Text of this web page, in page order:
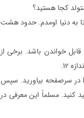
کجا هستید؟
مینه‌سوتا به دنیا اومدم. حدود هشت
قابل خواندن باشد. برخی از
در سرصفحه بیاورید. سپس
کنید. مسلماً این معرفی در